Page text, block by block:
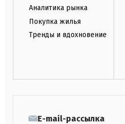
Аналитика рынка
Покупка жилья
Тренды и вдохновение
E-mail-рассылка